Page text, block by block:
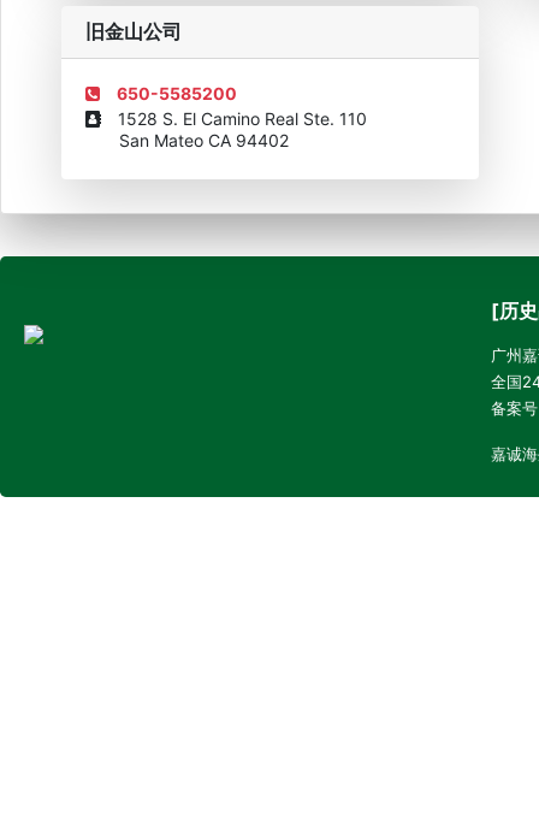
旧金山公司
650-5585200
1528 S. El Camino Real Ste. 110
San Mateo CA 94402
[历
广州
全国
备案
嘉诚